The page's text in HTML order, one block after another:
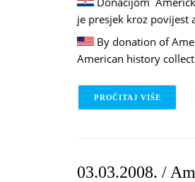
je presjek kroz povijest
By donation of
American history
PROČITAJ VIŠE
03.03.2008. /